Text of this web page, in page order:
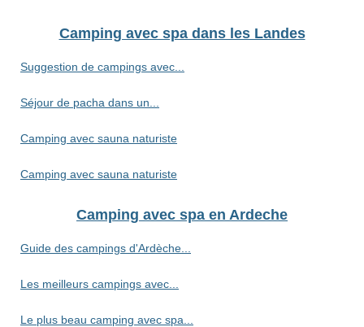
Camping avec spa dans les Landes
Suggestion de campings avec...
Séjour de pacha dans un...
Camping avec sauna naturiste
Camping avec sauna naturiste
Camping avec spa en Ardeche
Guide des campings d'Ardèche...
Les meilleurs campings avec...
Le plus beau camping avec spa...